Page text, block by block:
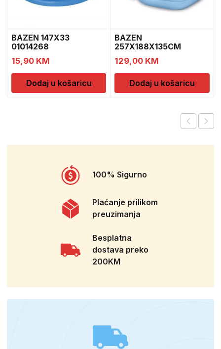
BAZEN 147X33
01014268
15,90 KM
Dodaj u košaricu
BAZEN
257X188X135CM
129,00 KM
Dodaj u košaricu
100% Sigurno
Plaćanje prilikom
preuzimanja
Besplatna
dostava preko
200KM